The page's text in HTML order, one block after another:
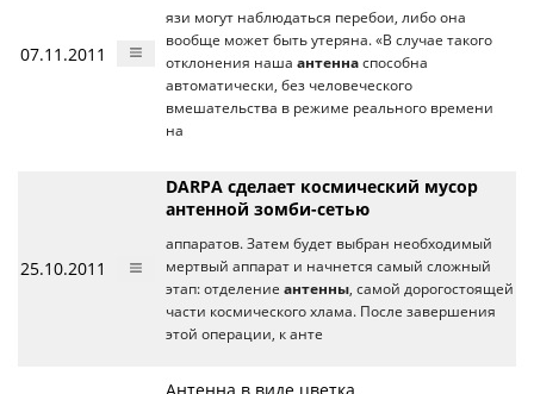
07.11.2011
язи могут наблюдаться перебои, либо она
вообще может быть утеряна. «В случае такого
отклонения наша антенна способна
автоматически, без человеческого
вмешательства в режиме реального времени
на
25.10.2011
DARPA сделает космический мусор
антенной зомби-сетью
аппаратов. Затем будет выбран необходимый
мертвый аппарат и начнется самый сложный
этап: отделение антенны, самой дорогостоящей
части космического хлама. После завершения
этой операции, к анте